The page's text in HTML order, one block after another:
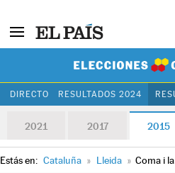
DIRECTO RESULTADOS 2024
2021 2017 2015
Estás en: Cataluña » Lleida » Coma i